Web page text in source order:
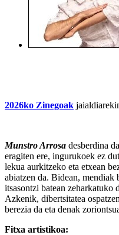
2026ko Zinegoak
Munstro Arrosa desberdina
eragiten ere, ingurukoek ez
lekua aurkitzeko eta etxean
abiatzen da. Bidean, mendiak
itsasontzi batean zeharkatuko
Azkenik, dibertsitatea
berezia da eta denak
Fitxa artistikoa: